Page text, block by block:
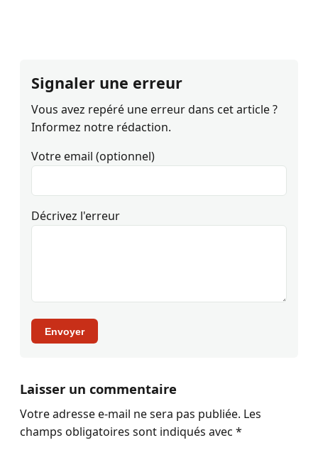
Signaler une erreur
Vous avez repéré une erreur dans cet article ?
Informez notre rédaction.
Votre email (optionnel)
Décrivez l'erreur
Envoyer
Laisser un commentaire
Votre adresse e-mail ne sera pas publiée. Les
champs obligatoires sont indiqués avec *